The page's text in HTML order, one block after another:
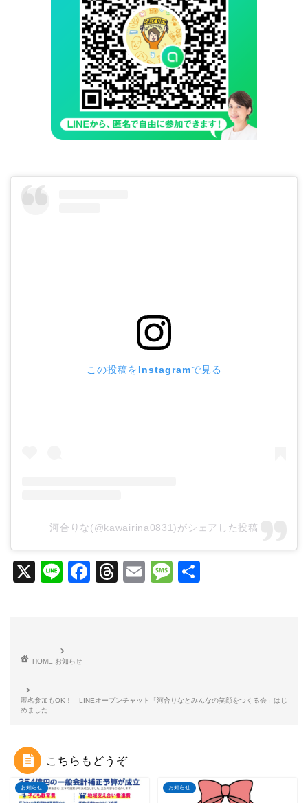
この投稿をInstagramで見る
河合りな(@kawairina0831)がシェアした投稿
X
Li
F
o
T
E
M
e
HOME お知らせ
匿名参加もOK！ LINEオープンチャット「河合りなとみんなの笑顔をつくる会」はじ
めました
こちらもどうぞ
お知らせ お知らせ